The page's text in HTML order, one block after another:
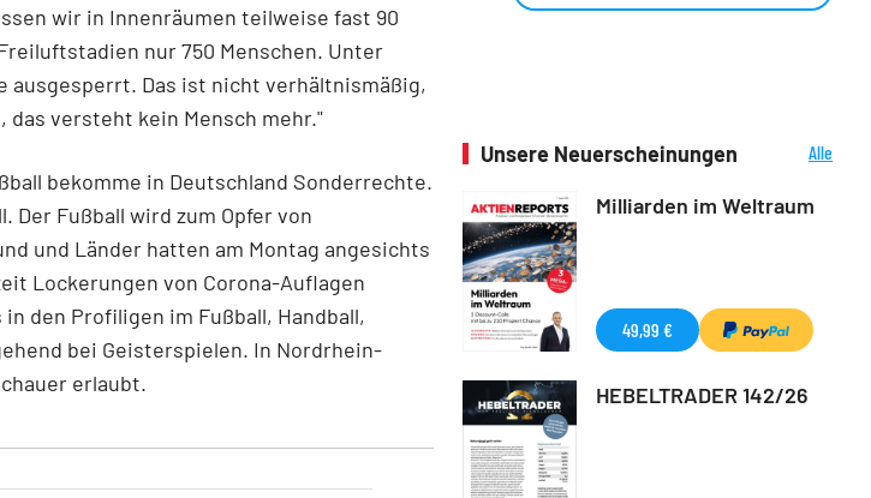
wir in Innenräumen teilweise fast 90
nur 750 Menschen. Unter
ausgesperrt. Das ist nicht verhältnismäßig,
versteht kein Mensch mehr."
bekomme in Deutschland Sonderrechte.
Der Fußball wird zum Opfer von
und Länder hatten am Montag angesichts
Lockerungen von Corona-Auflagen
den Profiligen im Fußball, Handball,
bei Geisterspielen. In Nordrhein-
erlaubt.
Unsere Neuerscheinungen
Alle
Milliarden im Weltraum
49,99 €
HEBELTRADER 142/26